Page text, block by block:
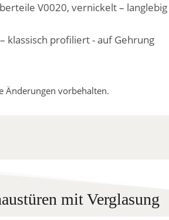
V0020, vernickelt – langlebig
klassisch profiliert - auf Gehrung
Änderungen vorbehalten.
mit Verglasung